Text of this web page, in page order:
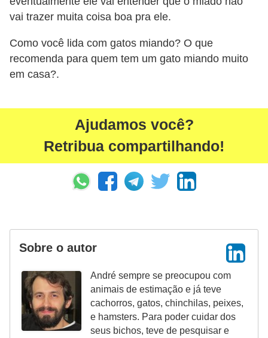
vai trazer muita coisa boa pra ele.
Como você lida com gatos miando? O que
recomenda para quem tem um gato miando muito
em casa?.
Ajudamos você?
Retribua compartilhando!
Sobre o autor
André sempre se preocupou com
animais de estimação e já teve
cachorros, gatos, chinchilas, peixes,
e hamsters. Para poder cuidar dos
seus bichos, teve de pesquisar e
a
ã
o
e
ç
o
R
a